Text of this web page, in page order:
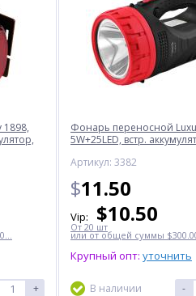
+
Фонарь переносной
5W+25LED, встр.
Артикул: 3382
$11.50
Vip: $10.50
От 20 шт
или от общей суммы
Крупный опт: уточнить
В наличии -